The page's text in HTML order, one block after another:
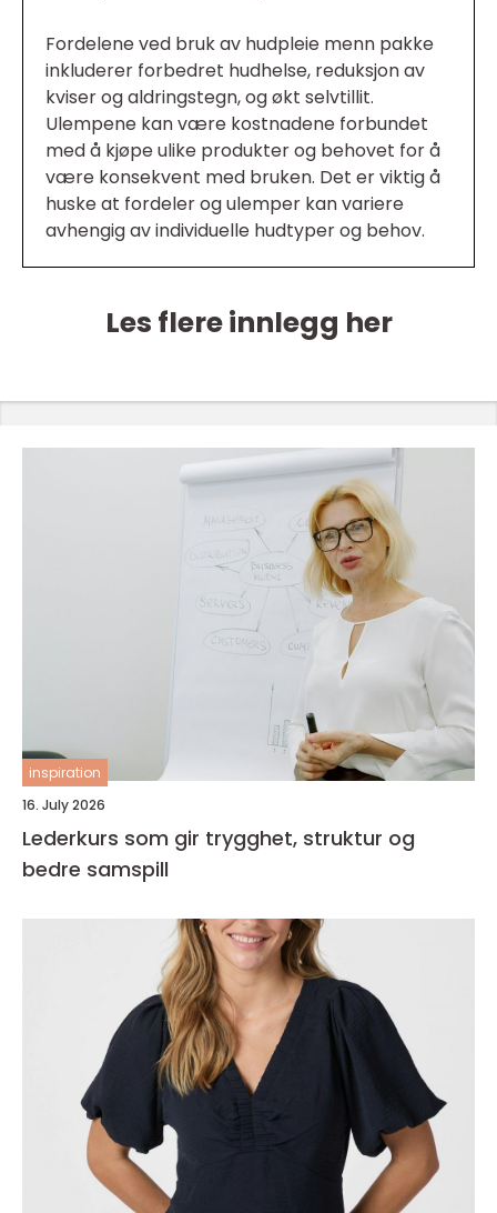
Fordelene ved bruk av hudpleie menn pakke
inkluderer forbedret hudhelse, reduksjon av
kviser og aldringstegn, og økt selvtillit.
Ulempene kan være kostnadene forbundet
med å kjøpe ulike produkter og behovet for å
være konsekvent med bruken. Det er viktig å
huske at fordeler og ulemper kan variere
avhengig av individuelle hudtyper og behov.
Les flere innlegg her
inspiration
16. July 2026
Lederkurs som gir trygghet, struktur og
bedre samspill